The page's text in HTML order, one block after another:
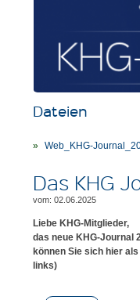
Dateien
Web_KHG-
Das KHG
vom: 02.06.2025
Liebe KHG-Mitglieder,
das neue KHG-Journal
können Sie sich hier
links)